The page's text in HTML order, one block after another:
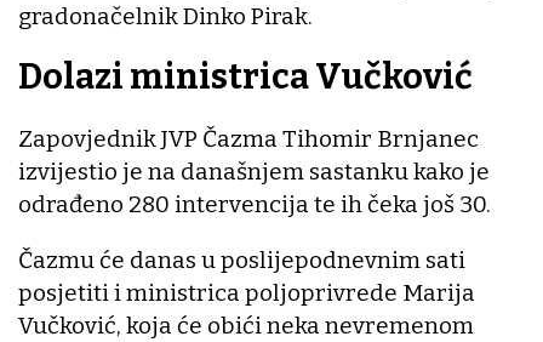
gradonačelnik Dinko Pirak.
Dolazi ministrica Vučković
Zapovjednik JVP Čazma Tihomir Brnjanec
izvijestio je na današnjem sastanku kako je
odrađeno 280 intervencija te ih čeka još 30.
Čazmu će danas u poslijepodnevnim sati
posjetiti i ministrica poljoprivrede Marija
Vučković, koja će obići neka nevremenom